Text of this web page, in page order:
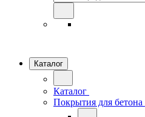
Каталог
Каталог
Покрытия для бетона